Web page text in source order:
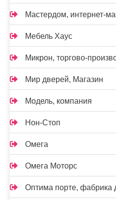
Мастердом, интернет-
Мебель Хаус
Микрон, торгово-
Мир дверей, Магазин
Модель, компания
Нон-Стоп
Омега
Омега Моторс
Оптима порте, фабрика